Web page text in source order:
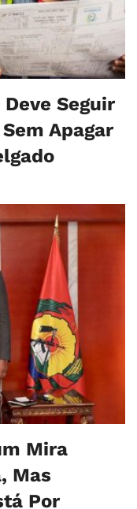
Seguir
Apagar
Mira
Mas
Por